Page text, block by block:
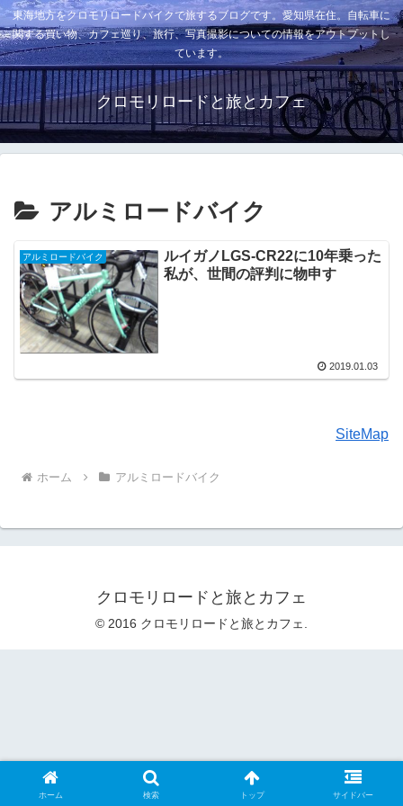
東海地方をクロモリロードバイクで旅するブログです。愛知県在住。自転車に
関する買い物、カフェ巡り、旅行、写真撮影についての情報をアウトプットし
ています。
クロモリロードと旅とカフェ
アルミロードバイク
アルミロードバイク
ルイガノLGS-CR22に10年乗った
私が、世間の評判に物申す
2019.01.03
SiteMap
ホーム アルミロードバイク
クロモリロードと旅とカフェ
© 2016 クロモリロードと旅とカフェ.
ホーム 検索 トップ サイドバー